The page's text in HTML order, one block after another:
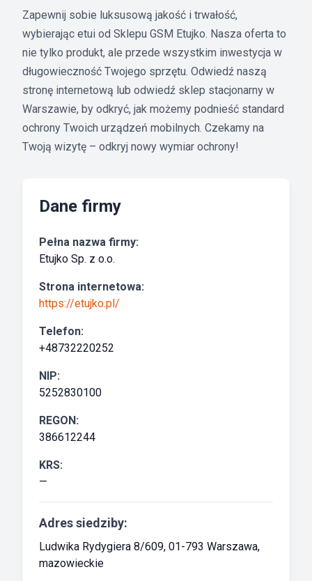
Zapewnij sobie luksusową jakość i trwałość,
wybierając etui od Sklepu GSM Etujko. Nasza oferta to
nie tylko produkt, ale przede wszystkim inwestycja w
długowieczność Twojego sprzętu. Odwiedź naszą
stronę internetową lub odwiedź sklep stacjonarny w
Warszawie, by odkryć, jak możemy podnieść standard
ochrony Twoich urządzeń mobilnych. Czekamy na
Twoją wizytę – odkryj nowy wymiar ochrony!
Dane firmy
Pełna nazwa firmy:
Etujko Sp. z o.o.
Strona internetowa:
https://etujko.pl/
Telefon:
+48732220252
NIP:
5252830100
REGON:
386612244
KRS:
—
Adres siedziby:
Ludwika Rydygiera 8/609, 01-793 Warszawa,
mazowieckie